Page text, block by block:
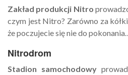
Zakład produkcji Nitro
czym jest Nitro? Zarówno za
że poczujecie się nie do pokonania…
Nitrodrom
Stadion samochodowy